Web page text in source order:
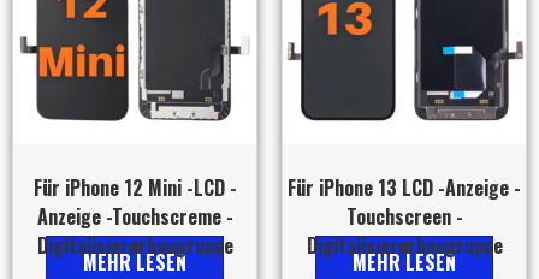
Für iPhone 12 Mini -LCD -
Anzeige -Touchscreme -
Digitalisiererbaugruppe
MEHR LESEN
Für iPhone 13 LCD -Anzeige -
Touchscreen -
Digitalisiererbaugruppe
MEHR LESEN